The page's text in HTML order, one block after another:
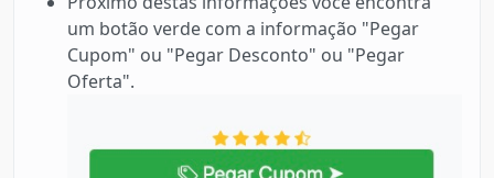
um botão verde com a informação "Pegar
Cupom" ou "Pegar Desconto" ou "Pegar
Oferta".